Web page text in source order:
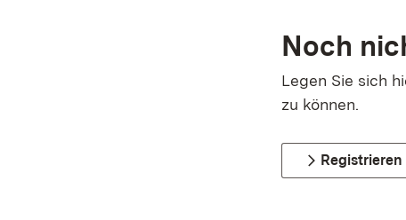
Noch
Legen Sie sich
zu können.
Registrieren